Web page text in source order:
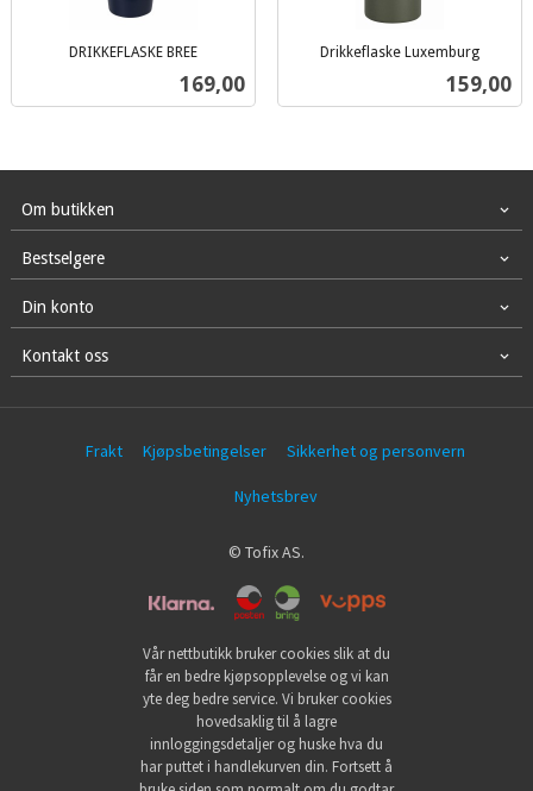
DRIKKEFLASKE BREE
Pris
169,00
Drikkeflaske Luxemburg
Pris
159,00
Om butikken
Bestselgere
Din konto
Kontakt oss
Frakt Kjøpsbetingelser Sikkerhet og personvern
Nyhetsbrev
© Tofix AS.
Vår nettbutikk bruker cookies slik at du
får en bedre kjøpsopplevelse og vi kan
yte deg bedre service. Vi bruker cookies
hovedsaklig til å lagre
innloggingsdetaljer og huske hva du
har puttet i handlekurven din. Fortsett å